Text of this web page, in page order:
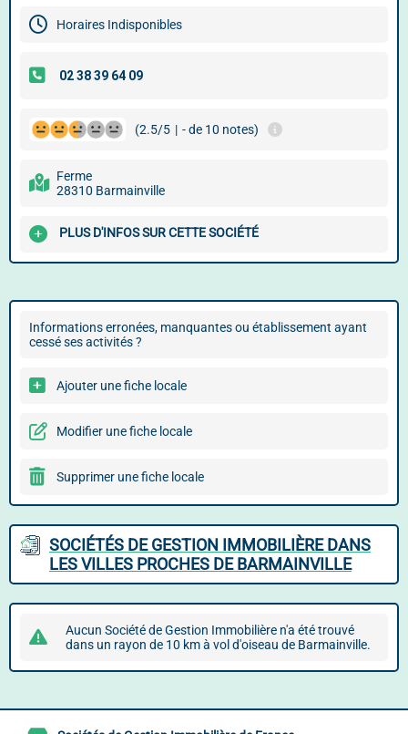
Horaires Indisponibles
(2.5/5 | - de 10 notes)
Ferme
28310 Barmainville
PLUS D'INFOS SUR CETTE SOCIÉTÉ
Informations erronées, manquantes ou établissement ayant
cessé ses activités ?
Ajouter une fiche locale
Modifier une fiche locale
Supprimer une fiche locale
SOCIÉTÉS DE GESTION IMMOBILIÈRE DANS
LES VILLES PROCHES DE BARMAINVILLE
Aucun Société de Gestion Immobilière n'a été trouvé
dans un rayon de 10 km à vol d'oiseau de Barmainville.